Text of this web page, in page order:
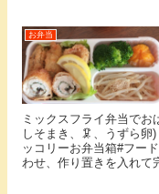
お弁当
ミックスフライ弁当で
しそまき、🦑、うずら
ッコリーお弁当箱#フー
わせ、作り置きを入れて